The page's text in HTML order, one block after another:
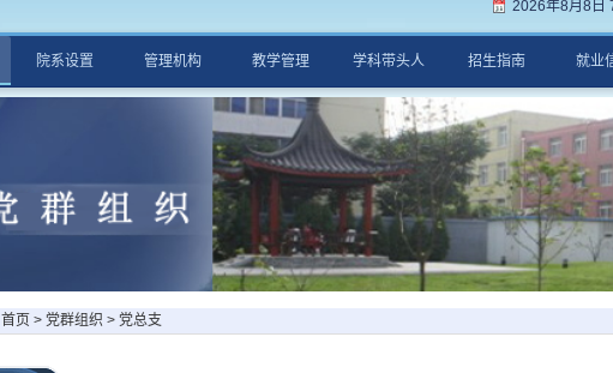
2026年8月8日
院系设置 管理机构 教学管理 学科带头人 招生指南 就业
首页 > 党群组织 > 党总支